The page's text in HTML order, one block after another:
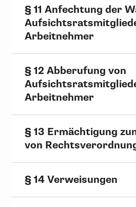
§ 11 Anfechtung der
Arbeitnehmer
§ 12 Abberufung von
Arbeitnehmer
§ 13 Ermächtigung
von
§ 14 Verweisungen